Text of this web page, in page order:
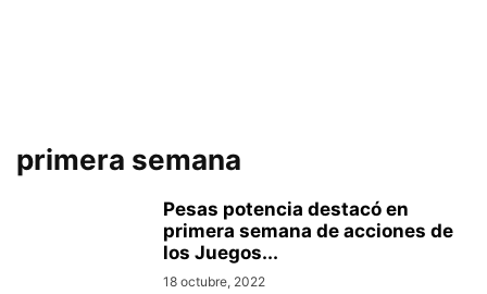
primera semana
Pesas potencia destacó en
primera semana de acciones de
los Juegos...
18 octubre, 2022